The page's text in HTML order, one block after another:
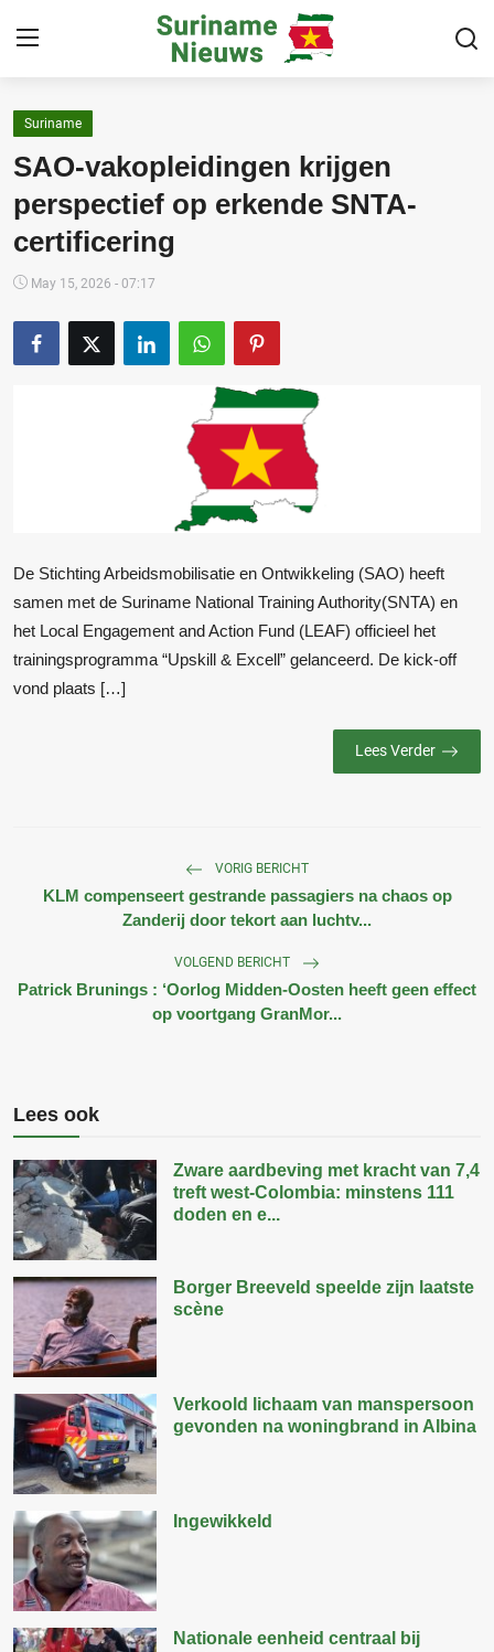
Home
Buitenland
Sport
Cultuur & Media
Suriname
SAO-vakopleidingen krijgen
perspectief op erkende SNTA-
certificering
May 15, 2026 - 07:17
De Stichting Arbeidsmobilisatie en Ontwikkeling (SAO) heeft
samen met de Suriname National Training Authority(SNTA) en
het Local Engagement and Action Fund (LEAF) officieel het
trainingsprogramma “Upskill & Excell” gelanceerd. De kick-off
vond plaats […]
Lees Verder
VORIG BERICHT
KLM compenseert gestrande passagiers na chaos op
Zanderij door tekort aan luchtv...
VOLGEND BERICHT
Patrick Brunings : ‘Oorlog Midden-Oosten heeft geen effect
op voortgang GranMor...
Lees ook
Zware aardbeving met kracht van 7,4
treft west-Colombia: minstens 111
doden en e...
Borger Breeveld speelde zijn laatste
scène
Verkoold lichaam van manspersoon
gevonden na woningbrand in Albina
Ingewikkeld
Nationale eenheid centraal bij